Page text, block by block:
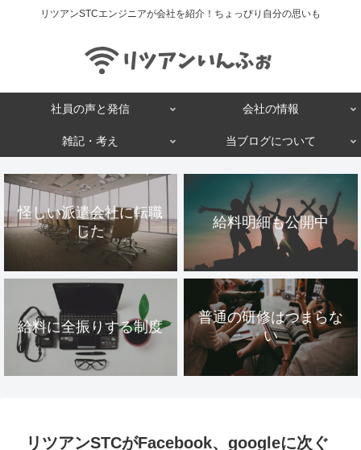
リツアンSTCエンジニアが会社を紹介！ちょっぴり自分の思いも
社員の声と発信 会社の情報
雑記・考え 当ブログについて
怪しい派遣会社に転職
した
給料明細も公開中
給料に全振りする制度
普通の研修はつまらな
い
リツアンSTCがFacebook、googleに次ぐ